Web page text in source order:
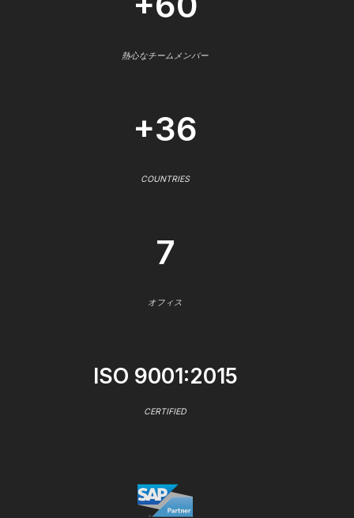
熱心なチームメンバー
+36
COUNTRIES
7
オフィス
ISO 9001:2015
CERTIFIED